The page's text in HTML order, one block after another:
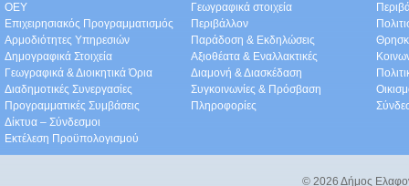
ΟEΥ
Επιχειρησιακός Προγραμματισμός
Αρμοδιότητες Υπηρεσιών
Δημογραφικά Στοιχεία
Γεωγραφικά & Διοικητικά Όρια
Διαδημοτικές Συνεργασίες
Προγραμματικές Συμβάσεις
Δίκτυα – Σύνδεσμοι
Εκτέλεση Προϋπολογισμού
Γεωγραφικά στοιχεία
Περιβάλλον
Παράδοση & Εκδηλώσεις
Αξιοθέατα & Eναλλακτικές
Διαμονή & Διασκέδαση
Συγκοινωνίες & Πρόσβαση
Πληροφορίες
© 2026 Δήμος